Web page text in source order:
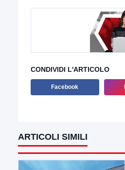
CONDIVIDI L'ARTICOLO
Facebook
ARTICOLI SIMILI